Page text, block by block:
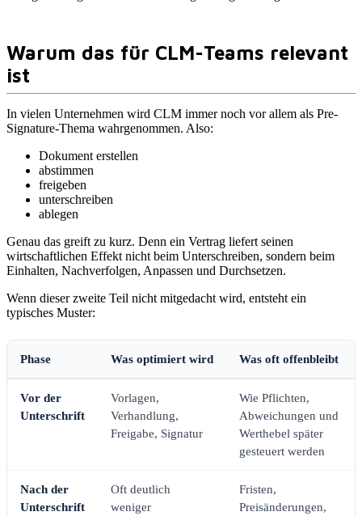
Warum das für CLM-Teams relevant
ist
In vielen Unternehmen wird CLM immer noch vor allem als Pre-
Signature-Thema wahrgenommen. Also:
Dokument erstellen
abstimmen
freigeben
unterschreiben
ablegen
Genau das greift zu kurz. Denn ein Vertrag liefert seinen
wirtschaftlichen Effekt nicht beim Unterschreiben, sondern beim
Einhalten, Nachverfolgen, Anpassen und Durchsetzen.
Wenn dieser zweite Teil nicht mitgedacht wird, entsteht ein
typisches Muster:
Phase Was optimiert wird Was oft offenbleibt
Vor der
Unterschrift
Vorlagen,
Verhandlung,
Freigabe, Signatur
Wie Pflichten,
Abweichungen und
Werthebel später
gesteuert werden
Nach der
Unterschrift
Oft deutlich
weniger
Fristen,
Preisänderungen,